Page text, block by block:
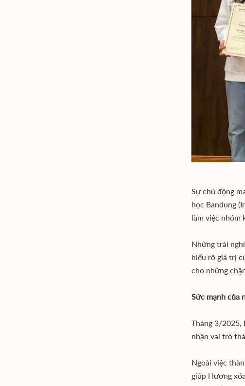
Sự chủ động
học Bandung
làm việc nhóm
Những trải
hiểu rõ giá trị
cho những
Sức mạnh của
Tháng 3/2025,
nhận vai trò
Ngoài việc
giúp Hương